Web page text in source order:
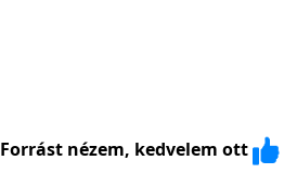
Forrást nézem, kedvelem ott